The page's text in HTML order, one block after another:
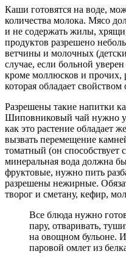
Каши готовятся на воде,
количества молока. Мясо
и не содержать жилы,
продуктов разрешено
ветчины и молочных
случае, если больной
кроме моллюсков и прочих,
которая обладает свойством
Разрешены такие напитки
Шиповниковый чай нужно
как это растение обладает
вызвать перемещение
томатный (он способствует
минеральная вода должна
фруктовые, нужно пить
разрешены нежирные.
творог и сметану, кефир,
Все блюда нужно
пару, отваривать,
на овощном бульоне.
паровой омлет из